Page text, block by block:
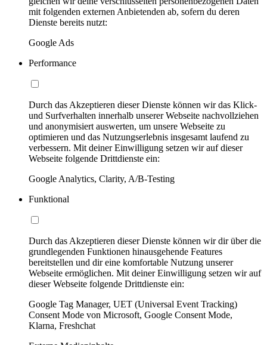
mit folgenden externen Anbietenden ab, sofern du deren
Dienste bereits nutzt:
Google Ads
Performance
Durch das Akzeptieren dieser Dienste können wir das Klick-
und Surfverhalten innerhalb unserer Webseite nachvollziehen
und anonymisiert auswerten, um unsere Webseite zu
optimieren und das Nutzungserlebnis insgesamt laufend zu
verbessern. Mit deiner Einwilligung setzen wir auf dieser
Webseite folgende Drittdienste ein:
Google Analytics, Clarity, A/B-Testing
Funktional
Durch das Akzeptieren dieser Dienste können wir dir über die
grundlegenden Funktionen hinausgehende Features
bereitstellen und dir eine komfortable Nutzung unserer
Webseite ermöglichen. Mit deiner Einwilligung setzen wir auf
dieser Webseite folgende Drittdienste ein:
Google Tag Manager, UET (Universal Event Tracking)
Consent Mode von Microsoft, Google Consent Mode,
Klarna, Freshchat